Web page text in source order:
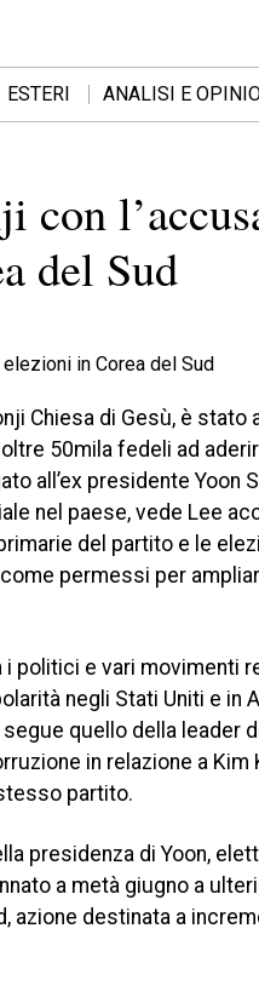
ESTERI ANALISI E
con
del Sud
Chiesa di Gesù, è stato
50mila fedeli ad
all’ex presidente Yoon
nel paese, vede Lee
del partito e le
permessi per
politici e vari movimenti
negli Stati Uniti e in
quello della leader
in relazione a Kim
partito.
presidenza di Yoon,
a metà giugno a
azione destinata a